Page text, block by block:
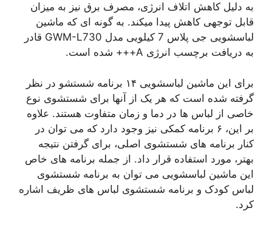
به دلیل کاهش اتلاف انرژی، مصرف برق نیز به میزان
قابل توجهی کاهش پیدا میکند. به گونه ای که ماشین
لباسشویی جی پلاس 7 کیلویی مدل GWM-L730 قادر
به دریافت برچسب انرژی A+++ شده است.
برای این ماشین لباسشویی ۱۴ برنامه شستشو در نظر
گرفته شده است که هر یک از آنها برای شستشوی نوع
خاصی از لباس ها در دما و زمان متفاوت هستند. علاوه
بر این، ۶ برنامه کمکی نیز وجود دارد که می توان در
کنار برنامه های شستشوی اصلی، برای گرفتن نتیجه
بهتر، مورد استفاده قرار داد. از جمله برنامه های خاص
این ماشین لباسشویی می توان به برنامه شستشوی
لباس کودک و برنامه شستشوی لباس های ظریف اشاره
کرد.